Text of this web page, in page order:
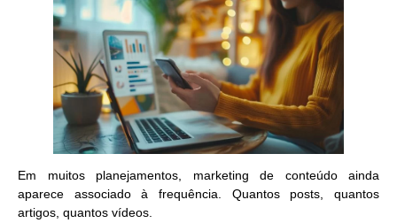
Em muitos planejamentos, marketing de conteúdo ainda
aparece associado à frequência. Quantos posts, quantos
artigos, quantos vídeos.